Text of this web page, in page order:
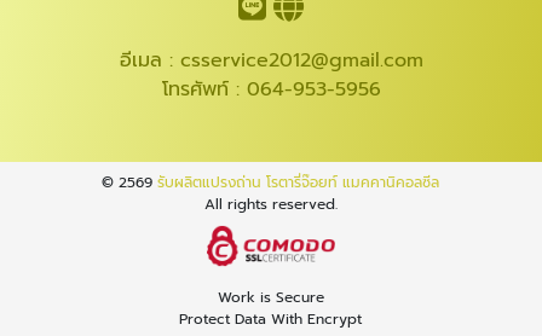
อีเมล : csservice2012@gmail.com
โทรศัพท์ : 064-953-5956
© 2569รับผลิตแปรงถ่าน โรตารี่จ๊อยท์ แมคคานิคอลซีล
All rights reserved.
Work is Secure
Protect Data With Encrypt